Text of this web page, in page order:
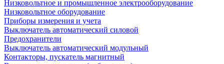
Низковольтное и промышленное электрооборудование
Низковольтное оборудование
Приборы измерения и учета
Выключатель автоматический силовой
Предохранители
Выключатель автоматический модульный
Контакторы, пускатель магнитный